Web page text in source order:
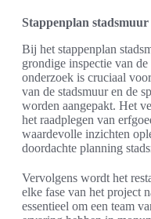
Stappenplan
Bij het stappenplan
grondige inspectie van
onderzoek is cruciaal
van de stadsmuur en de
worden aangepakt. Het
het raadplegen van
waardevolle inzichten
doordachte planning
Vervolgens wordt het
elke fase van het project
essentieel om een team